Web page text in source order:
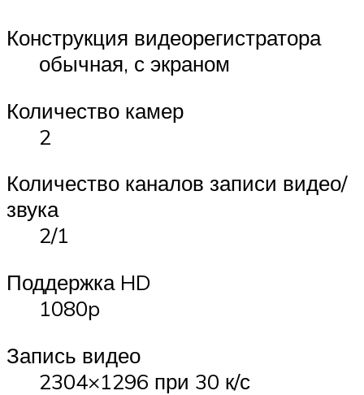
Конструкция видеорегистратора
обычная, с экраном
Количество камер
2
Количество каналов записи видео/
звука
2/1
Поддержка HD
1080p
Запись видео
2304×1296 при 30 к/с